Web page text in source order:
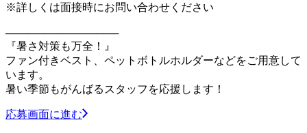
※詳しくは面接時にお問い合わせください
───────────────
『暑さ対策も万全！』
ファン付きベスト、ペットボトルホルダーなどをご用意して
います。
暑い季節もがんばるスタッフを応援します！
応募画面に進む